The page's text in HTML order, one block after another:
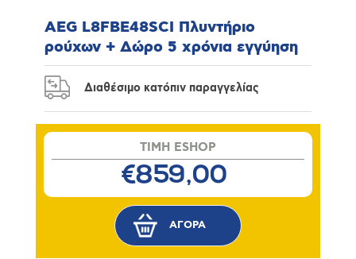
AEG L8FBE48SCI Πλυντήριο
ρούχων + Δώρο 5 χρόνια εγγύηση
Διαθέσιμο κατόπιν παραγγελίας
TIMH ESHOP
€859,00